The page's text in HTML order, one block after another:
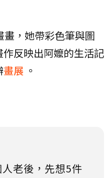
，她帶彩色筆與圖
反映出阿嬤的生活記
畫展 。
老後，先想5件